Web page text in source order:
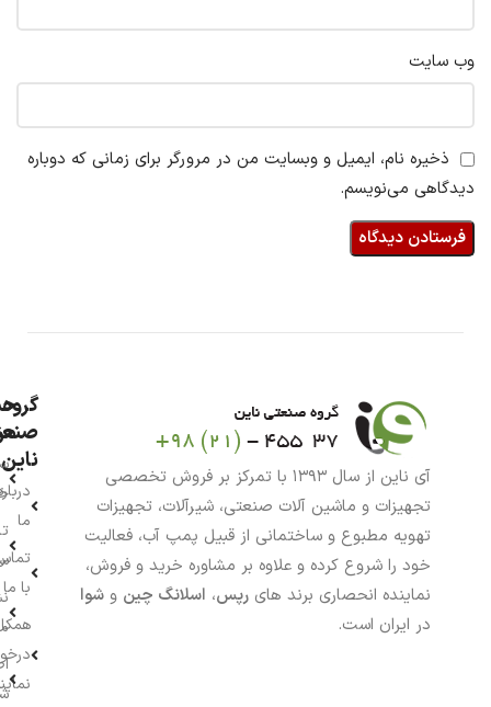
وب‌ سایت
ذخیره نام، ایمیل و وبسایت من در مرورگر برای زمانی که دوباره
دیدگاهی می‌نویسم.
آی ناین از سال ۱۳۹۳ با تمرکز بر فروش تخصصی
تجهیزات و ماشین آلات صنعتی، شیرآلات، تجهیزات
تهویه مطبوع و ساختمانی از قبیل پمپ آب، فعالیت
خود را شروع کرده و علاوه بر مشاوره خرید و فروش،
نماینده انحصاری برند های رپس، اسلانگ چین و شوا
در ایران است.
گروه
ناین
ما
با ما